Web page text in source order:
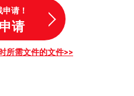
请！
请
所需文件的文件>>